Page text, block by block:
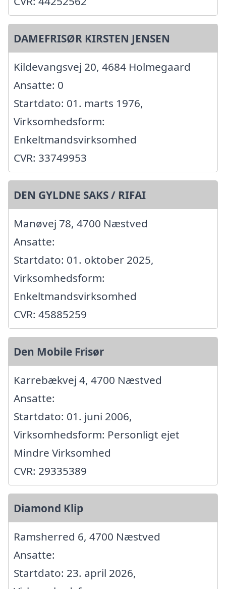
DAMEFRISØR KIRSTEN JENSEN
Kildevangsvej 20, 4684 Holmegaard
Ansatte: 0
Startdato: 01. marts 1976,
Virksomhedsform:
Enkeltmandsvirksomhed
CVR: 33749953
DEN GYLDNE SAKS / RIFAI
Manøvej 78, 4700 Næstved
Ansatte:
Startdato: 01. oktober 2025,
Virksomhedsform:
Enkeltmandsvirksomhed
CVR: 45885259
Den Mobile Frisør
Karrebækvej 4, 4700 Næstved
Ansatte:
Startdato: 01. juni 2006,
Virksomhedsform: Personligt ejet
Mindre Virksomhed
CVR: 29335389
Diamond Klip
Ramsherred 6, 4700 Næstved
Ansatte:
Startdato: 23. april 2026,